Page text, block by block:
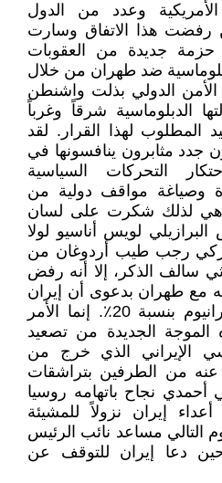
الأمريكية وعدد من الدول
رفضت هذا الاتفاق وسارت
جديدة من العقوبات
ضد طهران من خلال
الدولي بذلت واشنطن
الدبلوماسية شرقاً وغرباً
المطلوب لهذا القرار. لقد
جدد مثابرون ينافسونها في
التحركات السياسية
وصياغة مواقف دولية من
وهي لذلك شكرت على لسان
البرازيلي لويس أناسيو لولا
رجب طيب أردوغان من
سالف الذكر، إلا أنه رفض
مع طهران بدعوى أن إيران
لم تتخل عن تخصيب اليورانيوم بنسبة 20٪. إنما الأمر
الموجة الجديدة من تصعيد
الإيراني الذي خرج من
عنه من الطرفين بتراشقات
أحمدي نجاح باتهامه روسيا
إيران نزولاً للمشيئة
التالي مساعد نائب الرئيس
دعا إيران للتوقف عن